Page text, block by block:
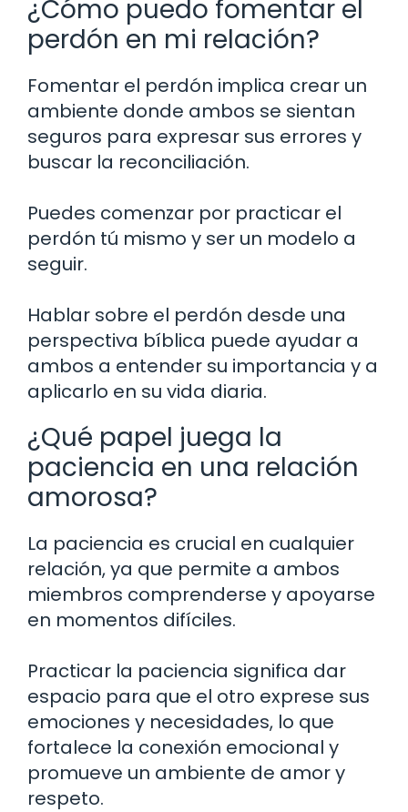
¿Cómo puedo fomentar el
perdón en mi relación?
Fomentar el perdón implica crear un
ambiente donde ambos se sientan
seguros para expresar sus errores y
buscar la reconciliación.
Puedes comenzar por practicar el
perdón tú mismo y ser un modelo a
seguir.
Hablar sobre el perdón desde una
perspectiva bíblica puede ayudar a
ambos a entender su importancia y a
aplicarlo en su vida diaria.
¿Qué papel juega la
paciencia en una relación
amorosa?
La paciencia es crucial en cualquier
relación, ya que permite a ambos
miembros comprenderse y apoyarse
en momentos difíciles.
Practicar la paciencia significa dar
espacio para que el otro exprese sus
emociones y necesidades, lo que
fortalece la conexión emocional y
promueve un ambiente de amor y
respeto.